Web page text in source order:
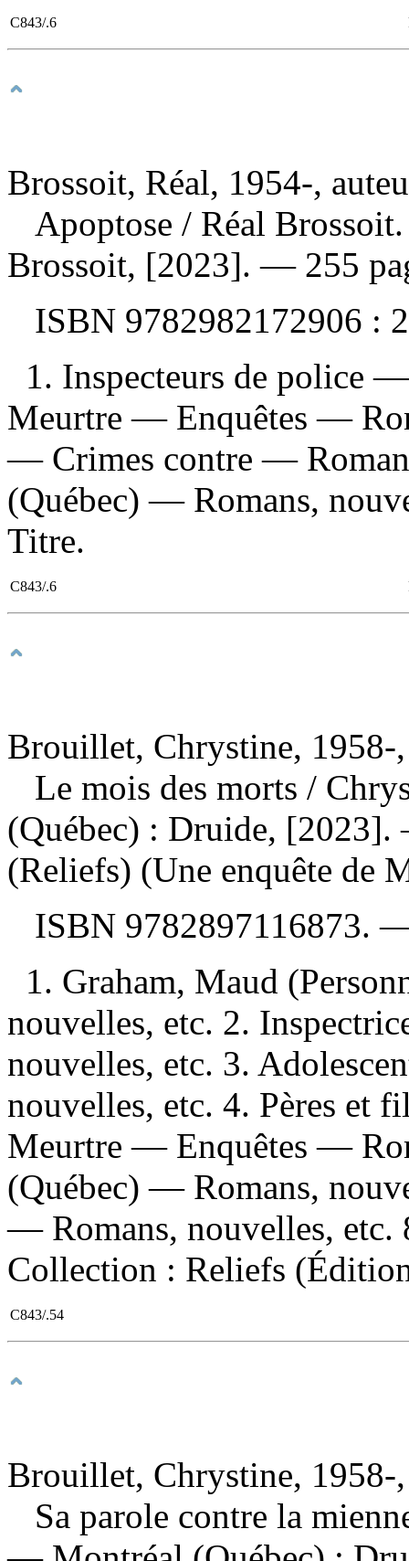
C843/.6
Brossoit, Réal, 1954-,
Apoptose / Réal
Brossoit, [2023]. — 255
ISBN 9782982172906 :
1. Inspecteurs de police
Meurtre — Enquêtes —
— Crimes contre —
(Québec) — Romans,
Titre.
C843/.6
Brouillet, Chrystine, 1958-
Le mois des morts /
(Québec) : Druide,
(Reliefs) (Une enquête de
ISBN 9782897116873.
1. Graham, Maud
nouvelles, etc. 2.
nouvelles, etc. 3.
nouvelles, etc. 4. Pères et
Meurtre — Enquêtes —
(Québec) — Romans,
— Romans, nouvelles,
Collection : Reliefs
C843/.54
Brouillet, Chrystine, 1958-
Sa parole contre la